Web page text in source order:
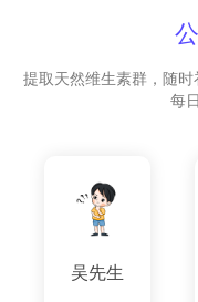
提取天然维生素群，随
每
吴先生